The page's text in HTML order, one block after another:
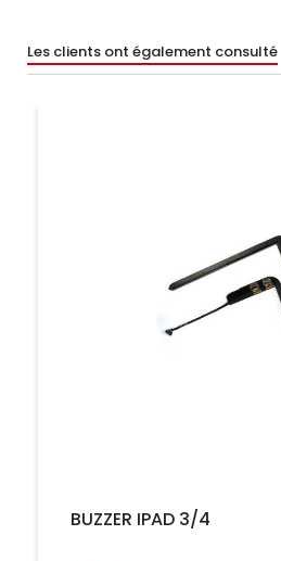
Les clients ont également consulté
BUZZER IPAD 3/4